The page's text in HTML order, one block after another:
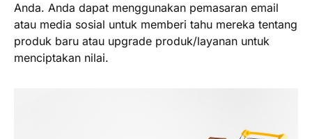
Anda. Anda dapat menggunakan pemasaran email
atau media sosial untuk memberi tahu mereka tentang
produk baru atau upgrade produk/layanan untuk
menciptakan nilai.